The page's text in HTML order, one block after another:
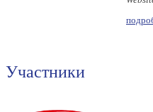
Участники